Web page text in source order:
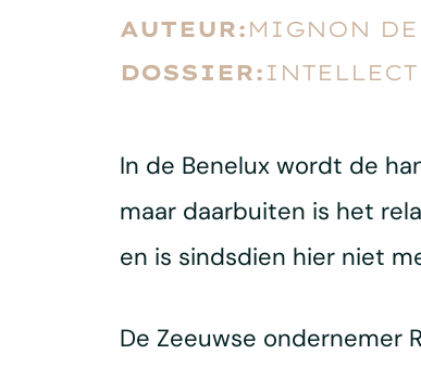
AUTEUR: MIGNON
DOSSIER:
In de Benelux wordt de
maar daarbuiten is het
en is sindsdien hier niet
De Zeeuwse ondernemer